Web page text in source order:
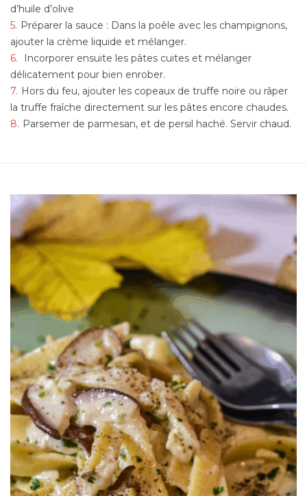
d’huile d’olive
Préparer la sauce : Dans la poêle avec les champignons,
ajouter la crème liquide et mélanger.
Incorporer ensuite les pâtes cuites et mélanger
délicatement pour bien enrober.
Hors du feu, ajouter les copeaux de truffe noire ou râper
la truffe fraîche directement sur les pâtes encore chaudes.
Parsemer de parmesan, et de persil haché. Servir chaud.